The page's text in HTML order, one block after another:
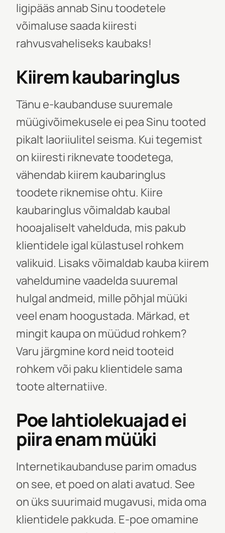
ligipääs annab Sinu toodetele
võimaluse saada kiiresti
rahvusvaheliseks kaubaks!
Kiirem kaubaringlus
Tänu e-kaubanduse suuremale
müügivõimekusele ei pea Sinu tooted
pikalt laoriiulitel seisma. Kui tegemist
on kiiresti riknevate toodetega,
vähendab kiirem kaubaringlus
toodete riknemise ohtu. Kiire
kaubaringlus võimaldab kaubal
hooajaliselt vahelduda, mis pakub
klientidele igal külastusel rohkem
valikuid. Lisaks võimaldab kauba kiirem
vaheldumine vaadelda suuremal
hulgal andmeid, mille põhjal müüki
veel enam hoogustada. Märkad, et
mingit kaupa on müüdud rohkem?
Varu järgmine kord neid tooteid
rohkem või paku klientidele sama
toote alternatiive.
Poe lahtiolekuajad ei
piira enam müüki
Internetikaubanduse parim omadus
on see, et poed on alati avatud. See
on üks suurimaid mugavusi, mida oma
klientidele pakkuda. E-poe omamine